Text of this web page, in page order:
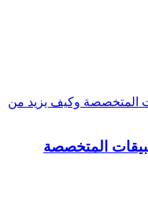
50 في التطبيقات المتخصصة